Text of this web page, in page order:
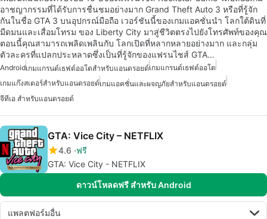
อาชญากรรมที่ได้รับการชื่นชมอย่างมาก Grand Theft Auto 3 หรือที่รู้จัก
กันในชื่อ GTA 3 บนอุปกรณ์มือถือ เวอร์ชันนี้ของเกมแอคชั่นนำ โลกใต้ดินที่
มืดมนและเสื่อมโทรม ของ Liberty City มาสู่ชีวิตตรงไปยังโทรศัพท์ของคุณ
ตอนนี้คุณสามารถเพลิดเพลินกับ โลกเปิดที่หลากหลายอย่างมาก และกลุ่ม
ตัวละครที่แปลกประหลาดซึ่งเป็นที่รู้จักของแฟรนไชส์ GTA…
Androidเกมแกรนด์เธฟต์ออโตสำหรับแอนดรอยด์เกมแกรนด์เธฟต์ออโต
เกมแก๊งสเตอร์สำหรับแอนดรอยด์เกมแอคชั่นและผจญภัยสำหรับแอนดรอยด์
จีทีเอ สำหรับแอนดรอยด์
GTA: Vice City – NETFLIX
4.6 ฟรี
GTA: Vice City - NETFLIX
ดาวน์โหลดฟรี สำหรับ Android
แพลตฟอร์มอื่น